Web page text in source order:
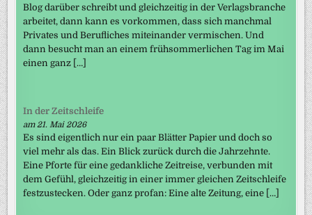
Blog darüber schreibt und gleichzeitig in der Verlagsbranche
arbeitet, dann kann es vorkommen, dass sich manchmal
Privates und Berufliches miteinander vermischen. Und
dann besucht man an einem frühsommerlichen Tag im Mai
einen ganz […]
In der Zeitschleife
am 21. Mai 2026
Es sind eigentlich nur ein paar Blätter Papier und doch so
viel mehr als das. Ein Blick zurück durch die Jahrzehnte.
Eine Pforte für eine gedankliche Zeitreise, verbunden mit
dem Gefühl, gleichzeitig in einer immer gleichen Zeitschleife
festzustecken. Oder ganz profan: Eine alte Zeitung, eine […]